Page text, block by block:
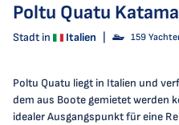
Poltu Quatu
Stadt in Italien 159
Poltu Quatu liegt in Italien und
dem aus Boote gemietet werden
idealer Ausgangspunkt für eine